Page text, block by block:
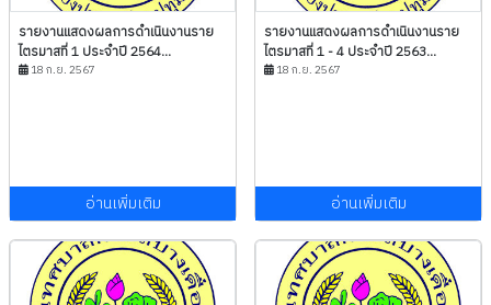
รายงานแสดงผลการดำเนินงานราย
ไตรมาสที่ 1 ประจำปี 2564...
18 ก.ย. 2567
อ่านเพิ่มเติม
รายงานแสดงผลการดำเนินงานราย
ไตรมาสที่ 1 - 4 ประจำปี 2563...
18 ก.ย. 2567
อ่านเพิ่มเติม